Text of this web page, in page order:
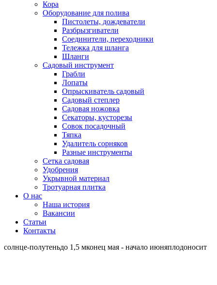
Кора
Оборудование для полива
Пистолеты, дождеватели
Разбрызгиватели
Соединители, переходники
Тележка для шланга
Шланги
Садовый инструмент
Грабли
Лопаты
Опрыскиватель садовый
Садовый степлер
Садовая ножовка
Секаторы, кусторезы
Совок посадочный
Тяпка
Удалитель сорняков
Разные инструменты
Сетка садовая
Удобрения
Укрывной материал
Тротуарная плитка
О нас
Наша история
Вакансии
Статьи
Контакты
солнце-полутеньдо 1,5 мконец мая - начало июняплодоносит